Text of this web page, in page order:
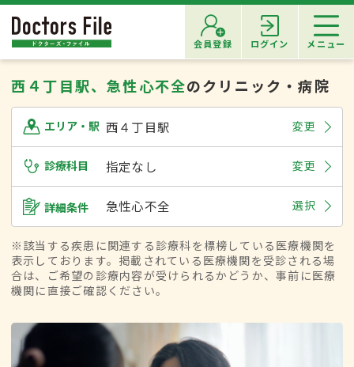
会員登録 ログイン メニュー
西４丁目駅、急性心不全のクリニック・病院
エリア・駅 西４丁目駅 変更
診療科目 指定なし 変更
詳細条件 急性心不全 選択
※該当する疾患に関連する診療科を標榜している医療機関を
表示しております。掲載されている医療機関を受診される場
合は、ご希望の診療内容が受けられるかどうか、事前に医療
機関に直接ご確認ください。